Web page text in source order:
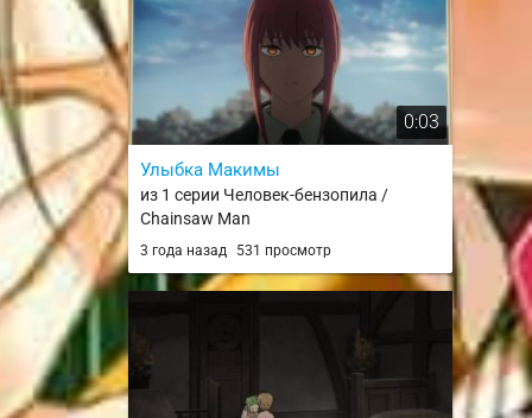
0:03
Улыбка Макимы
из 1 серии Человек-бензопила /
Chainsaw Man
3 года назад 531 просмотр